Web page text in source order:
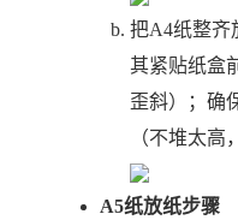
把A4纸整齐
其紧贴纸盒
歪斜）；确
（不堆太高
A5纸放纸步骤